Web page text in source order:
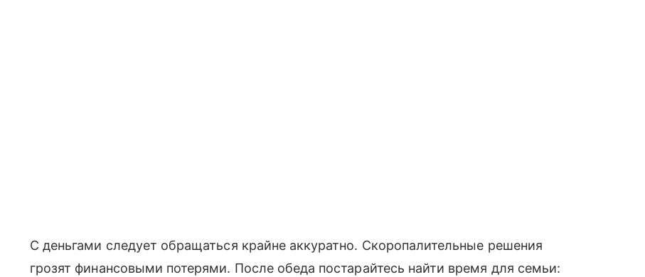
С деньгами следует обращаться крайне аккуратно. Скоропалительные решения
грозят финансовыми потерями. После обеда постарайтесь найти время для семьи: